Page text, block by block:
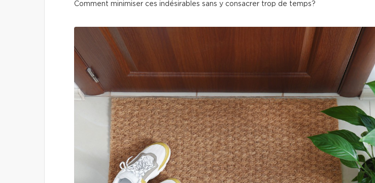
Comment minimiser ces indésirables sans y consacrer trop de temps?